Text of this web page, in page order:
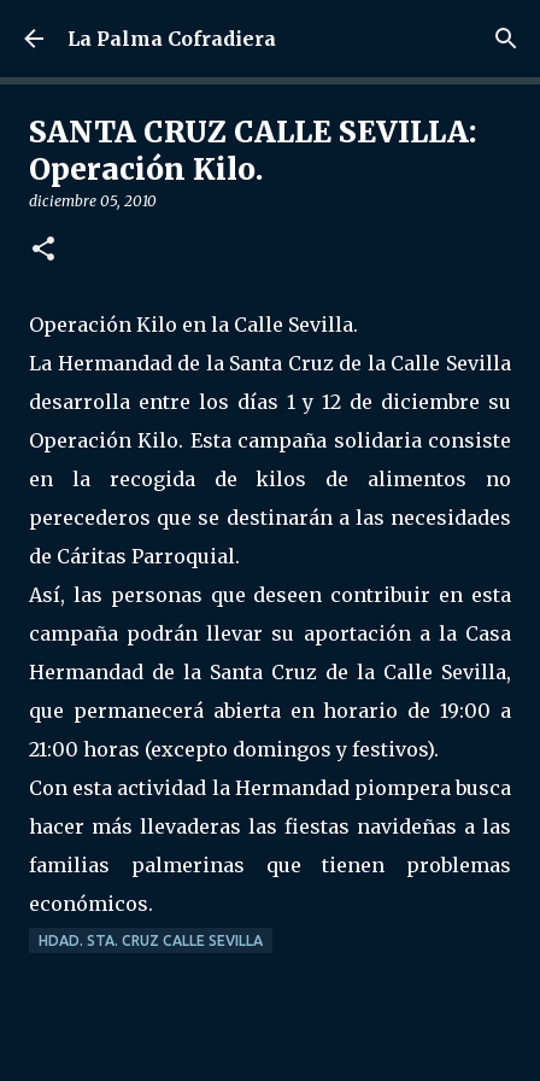
Ir al contenido principal
La Palma Cofradiera
SANTA CRUZ CALLE SEVILLA:
Operación Kilo.
diciembre 05, 2010
Operación Kilo en la Calle Sevilla.
La Hermandad de la Santa Cruz de la Calle Sevilla
desarrolla entre los días 1 y 12 de diciembre su
Operación Kilo. Esta campaña solidaria consiste
en la recogida de kilos de alimentos no
perecederos que se destinarán a las necesidades
de Cáritas Parroquial.
Así, las personas que deseen contribuir en esta
campaña podrán llevar su aportación a la Casa
Hermandad de la Santa Cruz de la Calle Sevilla,
que permanecerá abierta en horario de 19:00 a
21:00 horas (excepto domingos y festivos).
Con esta actividad la Hermandad piompera busca
hacer más llevaderas las fiestas navideñas a las
familias palmerinas que tienen problemas
económicos.
HDAD. STA. CRUZ CALLE SEVILLA